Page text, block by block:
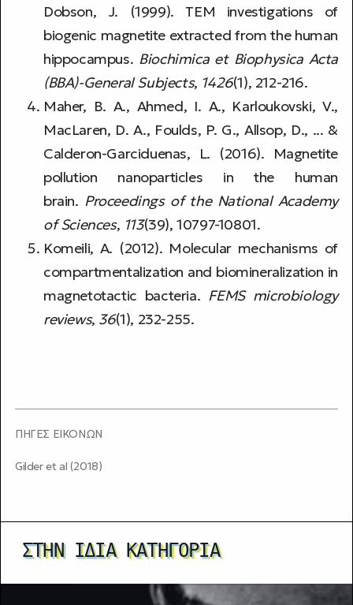
Dobson, J. (1999). TEM investigations of
biogenic magnetite extracted from the human
hippocampus. Biochimica et Biophysica Acta
(BBA)-General Subjects, 1426(1), 212-216.
Maher, B. A., Ahmed, I. A., Karloukovski, V.,
MacLaren, D. A., Foulds, P. G., Allsop, D., ... &
Calderon-Garciduenas, L. (2016). Magnetite
pollution nanoparticles in the human
brain. Proceedings of the National Academy
of Sciences, 113(39), 10797-10801.
Komeili, A. (2012). Molecular mechanisms of
compartmentalization and biomineralization in
magnetotactic bacteria. FEMS microbiology
reviews, 36(1), 232-255.
ΠΗΓΕΣ ΕΙΚΟΝΩΝ
Gilder et al (2018)
ΣΤΗΝ ΊΔΙΑ ΚΑΤΗΓΟΡΊΑ